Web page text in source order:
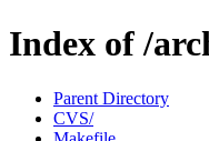
Index of /
Parent Directory
CVS/